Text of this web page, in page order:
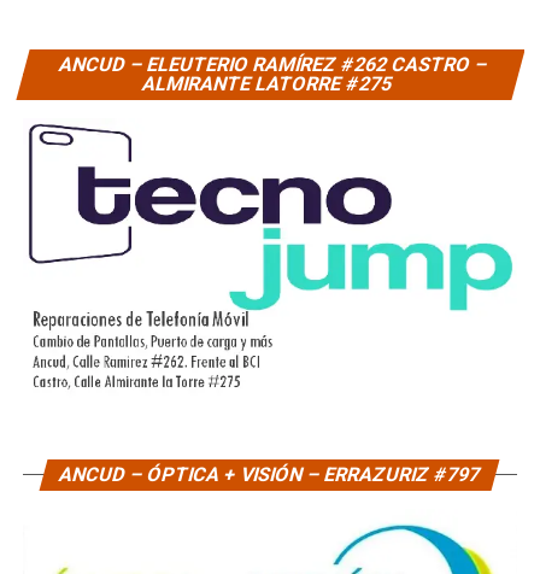
ANCUD – ELEUTERIO RAMÍREZ #262 CASTRO –
ALMIRANTE LATORRE #275
ANCUD – ÓPTICA + VISIÓN – ERRAZURIZ #797